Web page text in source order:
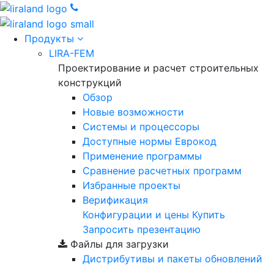
Продукты
LIRA-FEM
Проектирование и расчет строительных
конструкций
Обзор
Новые возможности
Cистемы и процессоры
Доступные нормы Еврокод
Применение программы
Сравнение расчетных программ
Избранные проекты
Верификация
Конфигурации и цены Купить
Запросить презентацию
Файлы для загрузки
Дистрибутивы и пакеты обновлений